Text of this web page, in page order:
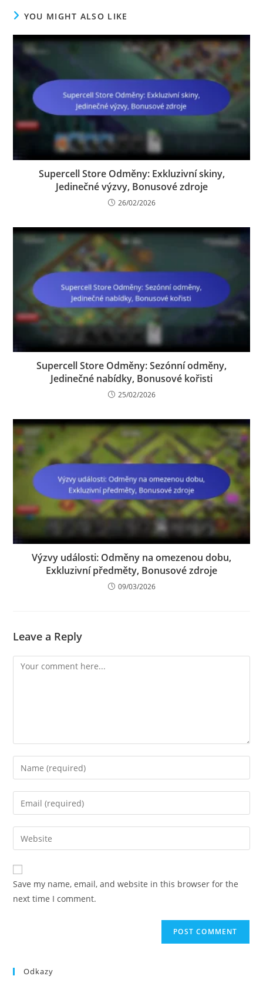
YOU MIGHT ALSO LIKE
Supercell Store Odměny: Exkluzivní skiny,
Jedinečné výzvy, Bonusové zdroje
26/02/2026
Supercell Store Odměny: Sezónní odměny,
Jedinečné nabídky, Bonusové kořisti
25/02/2026
Výzvy události: Odměny na omezenou dobu,
Exkluzivní předměty, Bonusové zdroje
09/03/2026
Leave a Reply
Comment
Enter
your
name
comment
Enter
your
email
address
comment
Enter
your
website
URL
(optional)
Save my name, email, and website in this browser for the
next time I comment.
Odkazy